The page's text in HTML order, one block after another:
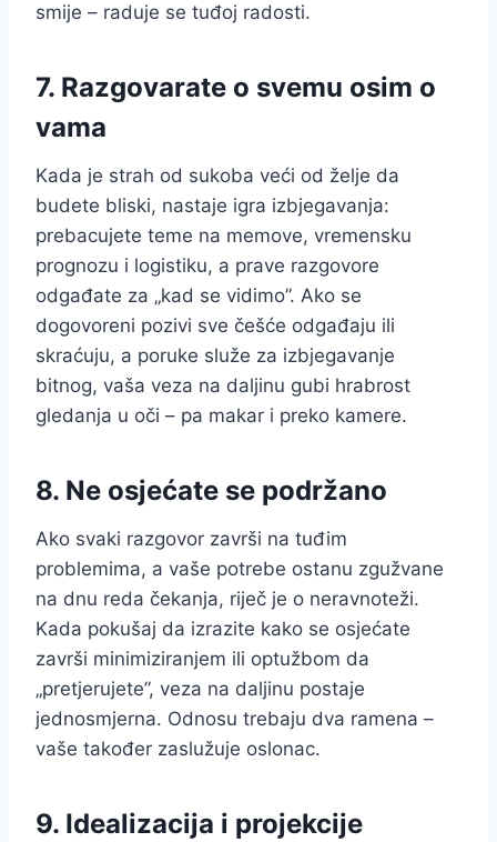
smije – raduje se tuđoj radosti.
7. Razgovarate o svemu osim o
vama
Kada je strah od sukoba veći od želje da
budete bliski, nastaje igra izbjegavanja:
prebacujete teme na memove, vremensku
prognozu i logistiku, a prave razgovore
odgađate za „kad se vidimo”. Ako se
dogovoreni pozivi sve češće odgađaju ili
skraćuju, a poruke služe za izbjegavanje
bitnog, vaša veza na daljinu gubi hrabrost
gledanja u oči – pa makar i preko kamere.
8. Ne osjećate se podržano
Ako svaki razgovor završi na tuđim
problemima, a vaše potrebe ostanu zgužvane
na dnu reda čekanja, riječ je o neravnoteži.
Kada pokušaj da izrazite kako se osjećate
završi minimiziranjem ili optužbom da
„pretjerujete”, veza na daljinu postaje
jednosmjerna. Odnosu trebaju dva ramena –
vaše također zaslužuje oslonac.
9. Idealizacija i projekcije